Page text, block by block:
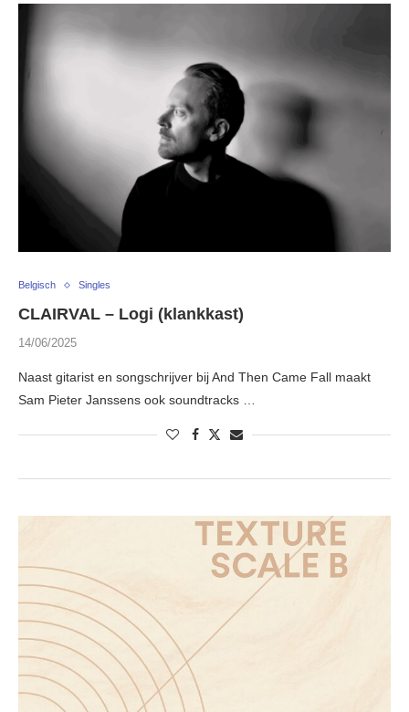
Belgisch Singles
CLAIRVAL – Logi (klankkast)
14/06/2025
Naast gitarist en songschrijver bij And Then Came Fall maakt
Sam Pieter Janssens ook soundtracks …